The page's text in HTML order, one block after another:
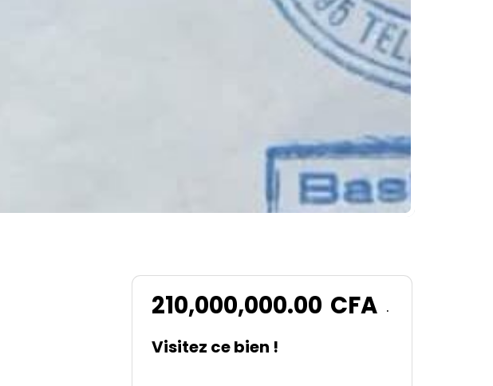
210,000,000.00 CFA .
Visitez ce bien !